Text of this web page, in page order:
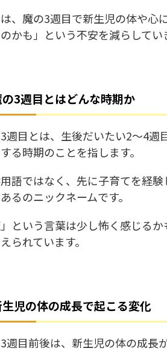
、魔の3週目で新生児の体や心
かも」という不安を減らしてい
の3週目とはどんな時期か
週目とは、生後だいたい2〜4週
る時期のことを指します。
語ではなく、先に子育てを経
るのニックネームです。
」という言葉は少し怖く感じる
られています。
児の体の成長で起こる変化
週目前後は、新生児の体の成長